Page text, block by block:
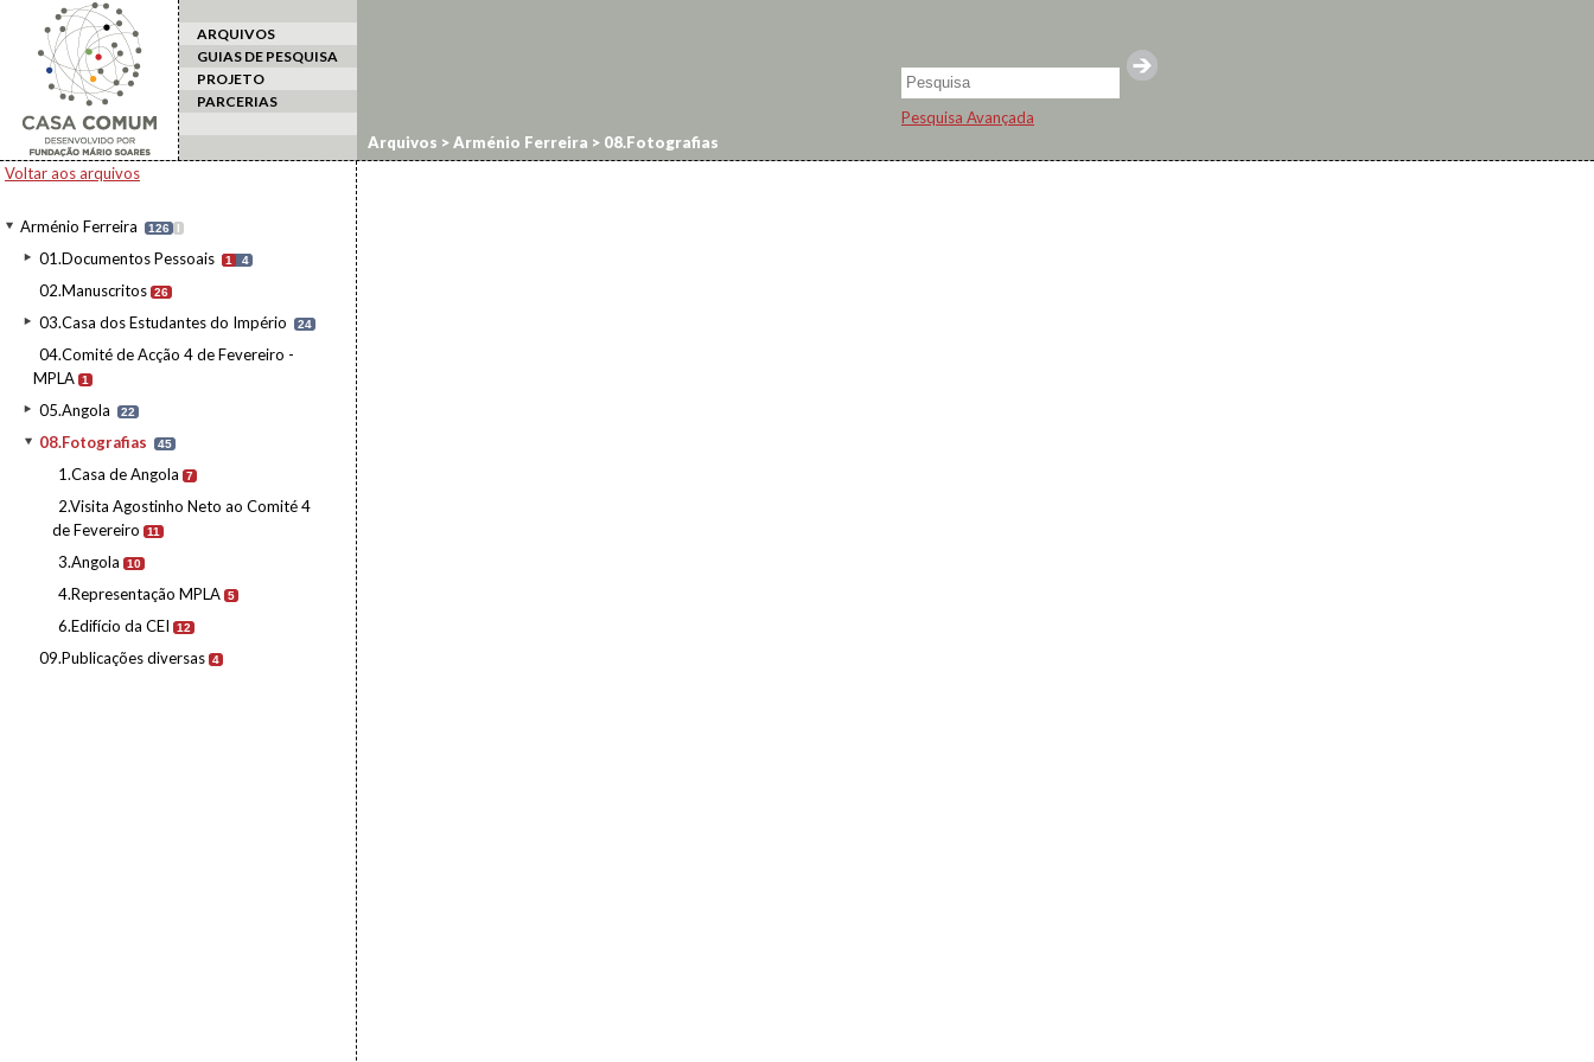
ARQUIVOS
GUIAS DE PESQUISA
PROJETO
PARCERIAS
Pesquisa Avançada
Voltar aos arquivos
Arménio Ferreira 126 I
01.Documentos Pessoais 1 4
02.Manuscritos 26
03.Casa dos Estudantes do Império 24
04.Comité de Acção 4 de Fevereiro -
MPLA 1
05.Angola 22
08.Fotografias 45
1.Casa de Angola 7
2.Visita Agostinho Neto ao Comité 4
de Fevereiro
11
3.Angola 10
4.Representação MPLA 5
6.Edifício da CEI 12
09.Publicações diversas 4
Arquivos >Arménio Ferreira > 08.Fotografias